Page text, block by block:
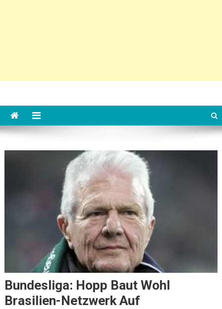
Bundesliga: Hopp Baut Wohl
Brasilien-Netzwerk Auf